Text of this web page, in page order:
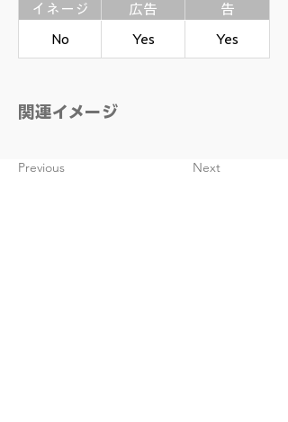
イネージ
広告
告
No Yes Yes
​関連イメージ
Previous Next